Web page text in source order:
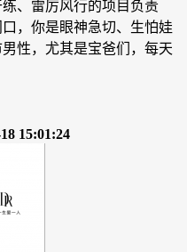
、雷厉风行的项目负责
，你是眼神急切、生怕娃
性，尤其是宝爸们，每天
15:01:24